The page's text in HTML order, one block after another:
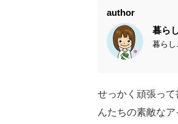
author
暮ら
暮らし
せっかく頑張っ
んたちの素敵な